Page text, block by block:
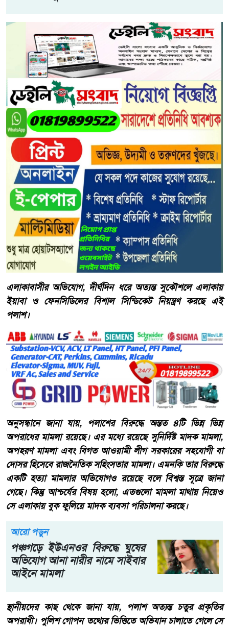
​এলাকাবাসীর অভিযোগ, দীর্ঘদিন ধরে অত্যন্ত সুকৌশলে এলাকায়
ইয়াবা ও ফেনসিডিলের বিশাল সিন্ডিকেট নিয়ন্ত্রণ করছে এই
পলাশ।
অনুসন্ধানে জানা যায়, পলাশের বিরুদ্ধে অন্তত ৪টি ভিন্ন ভিন্ন
অপরাধের মামলা রয়েছে। এর মধ্যে রয়েছে সুনির্দিষ্ট মাদক মামলা,
অপহরণ মামলা এবং বিগত আওয়ামী লীগ সরকারের সহযোগী বা
দোসর হিসেবে রাজনৈতিক সহিংসতার মামলা। এমনকি তার বিরুদ্ধে
একটি হত্যা মামলার অভিযোগও রয়েছে বলে বিশ্বস্ত সূত্রে জানা
গেছে। কিন্তু আশ্চর্যের বিষয় হলো, এতগুলো মামলা মাথায় নিয়েও
সে এলাকায় বুক ফুলিয়ে মাদক ব্যবসা পরিচালনা করছে।
আরো পড়ুন
পঞ্চগড়ে ইউএনওর বিরুদ্ধে ঘুষের
অভিযোগ আনা নারীর নামে সাইবার
আইনে মামলা
স্থানীয়দের কাছ থেকে জানা যায়, পলাশ অত্যন্ত চতুর প্রকৃতির
অপরাধী। পুলিশ গোপন তথ্যের ভিত্তিতে অভিযান চালাতে গেলে সে